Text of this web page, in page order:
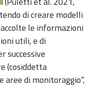
di creare modelli
le informazioni
utili, e di
successive
(cosiddetta
di monitoraggio”,